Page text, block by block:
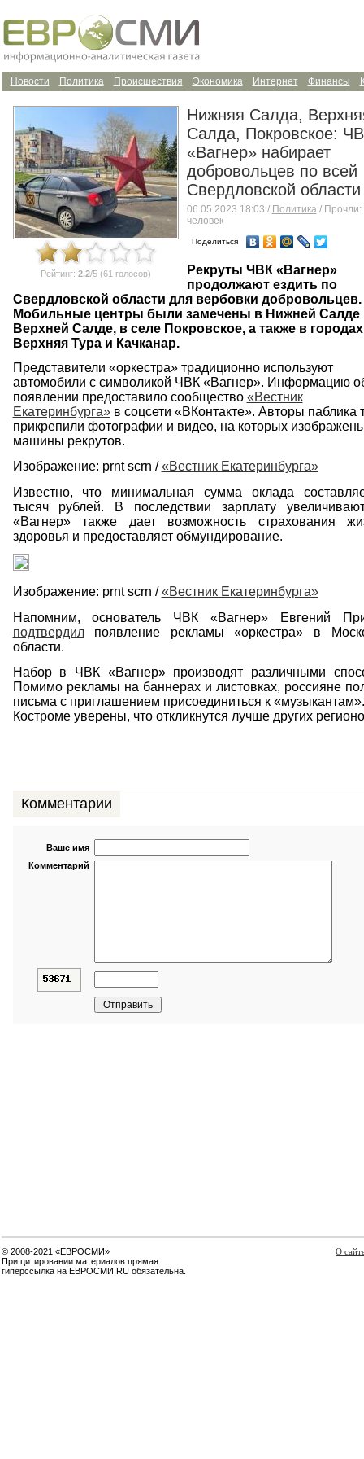
Финансы
Интернет
Экономика
Происшествия
Политика
Новости
Рейтинг: 2.2/5 (61 голосов)
Нижняя Салда,
Салда, Покровское:
«Вагнер» набирает
добровольцев по всей
Свердловской области
06.05.2023 18:03 / Политика/ Прочли:
человек
Поделиться
Рекруты ЧВК «Вагнер»
продолжают ездить по
Свердловской области для вербовки добровольцев.
Мобильные центры были замечены в Нижней Салде
Верхней Салде, в селе Покровское, а также в городах
Верхняя Тура и Качканар.
Представители «оркестра» традиционно используют
автомобили с символикой ЧВК «Вагнер». Информацию
появлении предоставило сообщество «Вестник
Екатеринбурга»в соцсети «ВКонтакте». Авторы паблика
прикрепили фотографии и видео, на которых
машины рекрутов.
Изображение: prnt scrn /«Вестник Екатеринбурга»
Известно, что минимальная сумма оклада
тысяч рублей. В последствии зарплату
«Вагнер» также дает возможность страхования
здоровья и предоставляет обмундирование.
Изображение: prnt scrn /«Вестник Екатеринбурга»
Напомним, основатель ЧВК «Вагнер» Евгений
подтвердилпоявление рекламы «оркестра» в
области.
Набор в ЧВК «Вагнер» производят различными
Помимо рекламы на баннерах и листовках, россияне
письма с приглашением присоединиться к
Костроме уверены, что откликнутся лучше других
Комментарии
Ваше имя
Комментарий
© 2008-2021 «ЕВРОСМИ»
При цитировании материалов прямая
гиперссылка на ЕВРОСМИ.RU обязательна.
О